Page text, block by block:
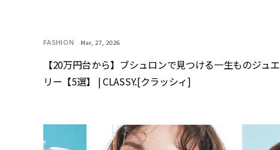
FASHION Mar, 27, 2026
【20万円台から】ブシュロンで見つける一生ものジュエ
リー【5選】 | CLASSY.[クラッシィ]